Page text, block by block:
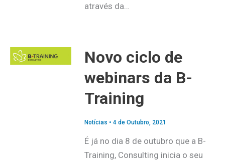
através da…
Novo ciclo de
webinars da B-
Training
Notícias • 4 de Outubro, 2021
É já no dia 8 de outubro que a B-
Training, Consulting inicia o seu